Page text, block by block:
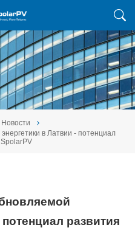
Новости
в Латвии - потенциал
развития